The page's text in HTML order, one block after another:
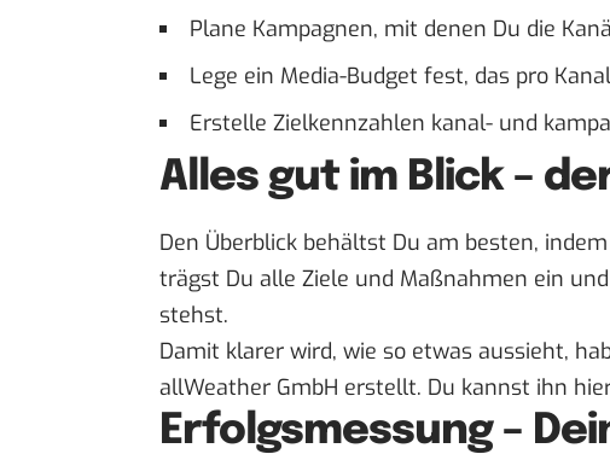
Plane Kampagnen, mit denen Du die
Lege ein Media-Budget fest, das pro
Erstelle Zielkennzahlen kanal- und
Alles gut im Blick –
Den Überblick behältst Du am besten,
trägst Du alle Ziele und Maßnahmen ein
stehst.
Damit klarer wird, wie so etwas aussieht,
allWeather GmbH erstellt. Du kannst ihn
Erfolgsmessung –